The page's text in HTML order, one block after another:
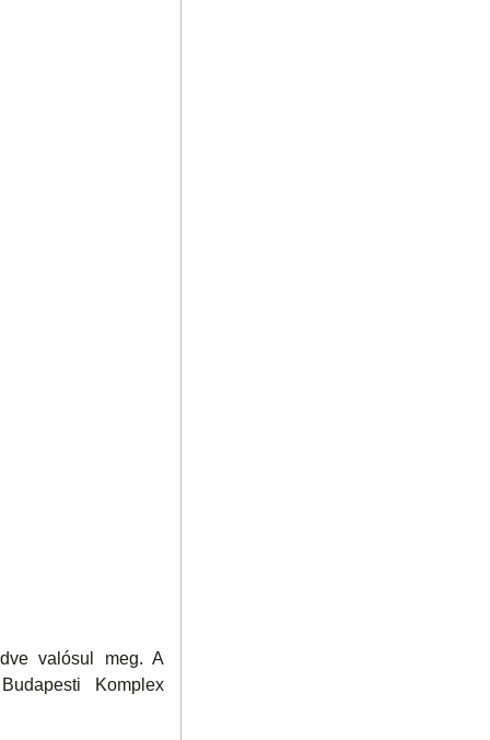
valósul meg. A
Komplex